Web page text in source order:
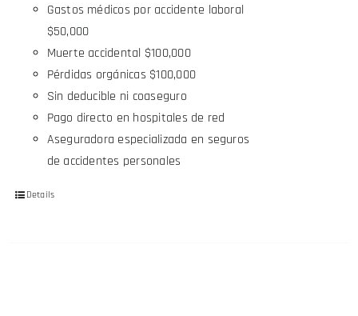
Gastos médicos por accidente laboral
$50,000
Muerte accidental $100,000
Pérdidas orgánicas $100,000
Sin deducible ni coaseguro
Pago directo en hospitales de red
Aseguradora especializada en seguros
de accidentes personales
Details